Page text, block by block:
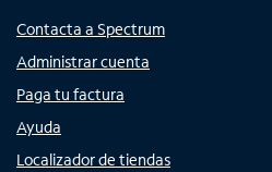
Contacta a Spectrum
Administrar cuenta
Paga tu factura
Ayuda
Localizador de tiendas